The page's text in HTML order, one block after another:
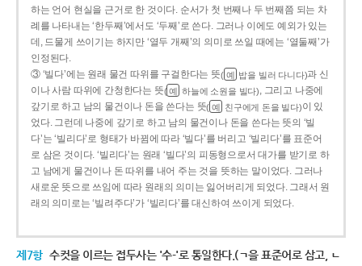
하는 언어 현실을 근거로 한 것이다. 순서가 첫 번째나 두 번째쯤 되는 차
례를 나타내는 ‘한두째’에서도 ‘두째’로 쓴다. 그러나 이에도 예외가 있는
데, 드물게 쓰이기는 하지만 ‘열두 개째’의 의미로 쓰일 때에는 ‘열둘째’가
인정된다.
③ ‘빌다’에는 원래 물건 따위를 구걸한다는 뜻( 예 밥을 빌러 다니다)과 신
이나 사람 따위에 간청한다는 뜻( 예 하늘에 소원을 빌다), 그리고 나중에
갚기로 하고 남의 물건이나 돈을 쓴다는 뜻( 예 친구에게 돈을 빌다)이 있
었다. 그런데 나중에 갚기로 하고 남의 물건이나 돈을 쓴다는 뜻의 ‘빌
다’는 ‘빌리다’로 형태가 바뀜에 따라 ‘빌다’를 버리고 ‘빌리다’를 표준어
로 삼은 것이다. ‘빌리다’는 원래 ‘빌다’의 피동형으로서 대가를 받기로 하
고 남에게 물건이나 돈 따위를 내어 주는 것을 뜻하는 말이었다. 그러나
새로운 뜻으로 쓰임에 따라 원래의 의미는 잃어버리게 되었다. 그래서 원
래의 의미로는 ‘빌려주다’가 ‘빌리다’를 대신하여 쓰이게 되었다.
제7항 수컷을 이르는 접두사는 '수-'로 통일한다.(ㄱ을 표준어로 삼고, ㄴ